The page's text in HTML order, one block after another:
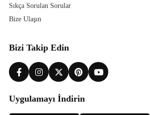
Sıkça Sorulan Sorular
Bize Ulaşın
Bizi Takip Edin
Uygulamayı İndirin